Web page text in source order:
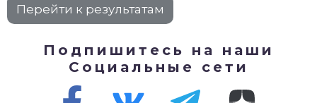
Подпишитесь на наши
Социальные сети